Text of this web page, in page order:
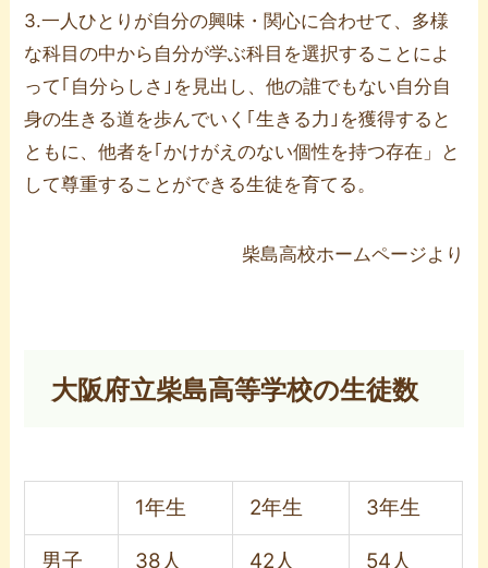
3.一人ひとりが自分の興味・関心に合わせて、多様
な科目の中から自分が学ぶ科目を選択することによ
って｢自分らしさ｣を見出し、他の誰でもない自分自
身の生きる道を歩んでいく｢生きる力｣を獲得すると
ともに、他者を｢かけがえのない個性を持つ存在」と
して尊重することができる生徒を育てる。
柴島高校ホームページより
大阪府立柴島高等学校の生徒数
1年生 2年生 3年生
男子 38人 42人 54人